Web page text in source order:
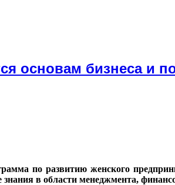
основам бизнеса и
по развитию женского
в области менеджмента,